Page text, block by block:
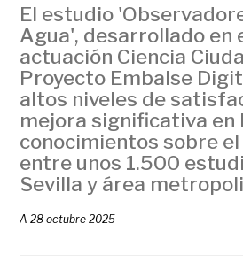
El estudio
Agua', desarrollado en
actuación Ciencia
Proyecto Embalse
altos niveles de
mejora significativa en
conocimientos sobre
entre unos 1.500
Sevilla y área
A28 octubre 2025